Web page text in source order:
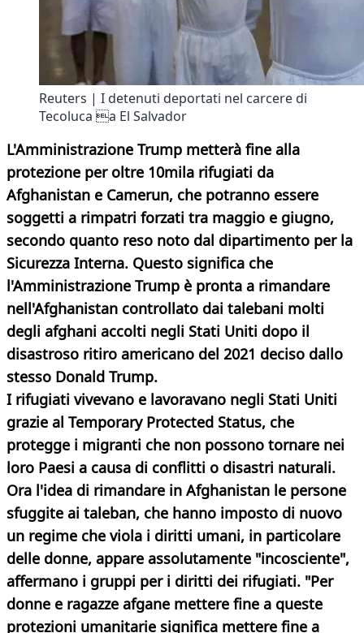
Reuters | I detenuti deportati nel carcere di
Tecoluca a El Salvador
L'Amministrazione Trump metterà fine alla
protezione per oltre 10mila rifugiati da
Afghanistan e Camerun, che potranno essere
soggetti a rimpatri forzati tra maggio e giugno,
secondo quanto reso noto dal dipartimento per la
Sicurezza Interna. Questo significa che
l'Amministrazione Trump è pronta a rimandare
nell'Afghanistan controllato dai talebani molti
degli afghani accolti negli Stati Uniti dopo il
disastroso ritiro americano del 2021 deciso dallo
stesso Donald Trump.
I rifugiati vivevano e lavoravano negli Stati Uniti
grazie al Temporary Protected Status, che
protegge i migranti che non possono tornare nei
loro Paesi a causa di conflitti o disastri naturali.
Ora l'idea di rimandare in Afghanistan le persone
sfuggite ai taleban, che hanno imposto di nuovo
un regime che viola i diritti umani, in particolare
delle donne, appare assolutamente "incosciente",
affermano i gruppi per i diritti dei rifugiati. "Per
donne e ragazze afgane mettere fine a queste
protezioni umanitarie significa mettere fine a